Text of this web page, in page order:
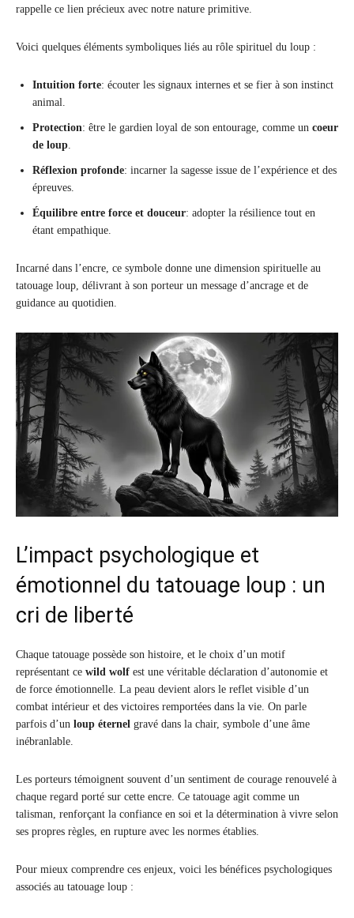
rappelle ce lien précieux avec notre nature primitive.
Voici quelques éléments symboliques liés au rôle spirituel du loup :
Intuition forte: écouter les signaux internes et se fier à son instinct
animal.
Protection: être le gardien loyal de son entourage, comme un coeur
de loup.
Réflexion profonde: incarner la sagesse issue de l’expérience et des
épreuves.
Équilibre entre force et douceur: adopter la résilience tout en
étant empathique.
Incarné dans l’encre, ce symbole donne une dimension spirituelle au
tatouage loup, délivrant à son porteur un message d’ancrage et de
guidance au quotidien.
L’impact psychologique et
émotionnel du tatouage loup : un
cri de liberté
Chaque tatouage possède son histoire, et le choix d’un motif
représentant ce wild wolf est une véritable déclaration d’autonomie et
de force émotionnelle. La peau devient alors le reflet visible d’un
combat intérieur et des victoires remportées dans la vie. On parle
parfois d’un loup éternel gravé dans la chair, symbole d’une âme
inébranlable.
Les porteurs témoignent souvent d’un sentiment de courage renouvelé à
chaque regard porté sur cette encre. Ce tatouage agit comme un
talisman, renforçant la confiance en soi et la détermination à vivre selon
ses propres règles, en rupture avec les normes établies.
Pour mieux comprendre ces enjeux, voici les bénéfices psychologiques
associés au tatouage loup :